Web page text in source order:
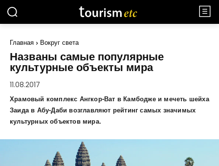
Главная Вокруг света
Названы самые популярные
культурные объекты мира
11.08.2017
Храмовый комплекс Ангкор-Ват в Камбодже и мечеть шейха
Заида в Абу-Даби возглавляют рейтинг самых значимых
культурных объектов мира.